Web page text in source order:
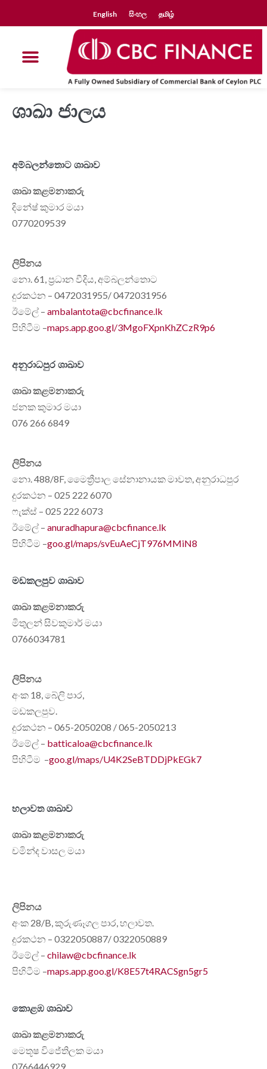
English සිංහල தமிழ்
ශාඛා ජාලය
අම්බලන්තොට ශාඛාව
ශාඛා කළමනාකරු
දිනේෂ් කුමාර මයා
0770209539
ලිපිනය
නො. 61, ප්‍රධාන වීදිය, අම්බලන්තොට
දුරකථන – 0472031955/ 0472031956
ඊමේල් – ambalantota@cbcfinance.lk
පිහිටීම –maps.app.goo.gl/3MgoFXpnKhZCzR9p6
අනුරාධපුර ශාඛාව
ශාඛා කළමනාකරු
ජනක කුමාර මයා
076 266 6849
ලිපිනය
නො. 488/8F, මෛත්‍රීපාල සේනානායක මාවත, අනුරාධපුර
දුරකථන – 025 222 6070
ෆැක්ස් – 025 222 6073
ඊමේල් – anuradhapura@cbcfinance.lk
පිහිටීම –goo.gl/maps/svEuAeCjT976MMiN8
මඩකලපුව ශාඛාව
ශාඛා කළමනාකරු
මිතුලන් සිවකුමාර් මයා
0766034781
ලිපිනය
අංක 18, බේලි පාර,
මඩකලපුව.
දුරකථන – 065-2050208 / 065-2050213
ඊමේල් – batticaloa@cbcfinance.lk
පිහිටීම –goo.gl/maps/U4K2SeBTDDjPkEGk7
හලාවත ශාඛාව
ශාඛා කළමනාකරු
චමින්ද වාසල මයා
ලිපිනය
අංක 28/B, කුරුණෑගල පාර, හලාවත.
දුරකථන – 0322050887/ 0322050889
ඊමේල් – chilaw@cbcfinance.lk
පිහිටීම –maps.app.goo.gl/K8E57t4RACSgn5gr5
කොළඹ ශාඛාව
ශාඛා කළමනාකරු
මෙතූෂ විජේතිලක මයා
0766446929